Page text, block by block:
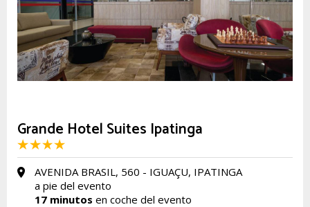
Grande Hotel Suites Ipatinga
AVENIDA BRASIL, 560 - IGUAÇU, IPATINGA
a pie del evento
17 minutos en coche del evento